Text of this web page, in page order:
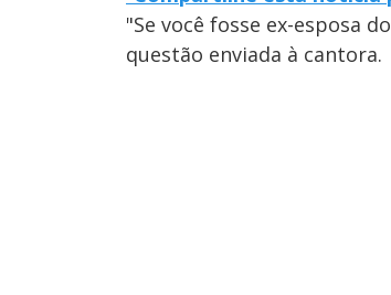
"Se você fosse ex-esposa
questão enviada à cantora.